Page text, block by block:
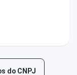
do CNPJ